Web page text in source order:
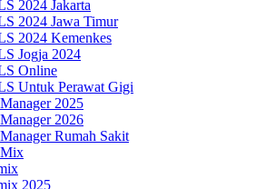
2024 Jakarta
2024 Jawa Timur
2024 Kemenkes
Jogja 2024
Online
Untuk Perawat Gigi
2025
2026
Rumah Sakit
Mix
2025